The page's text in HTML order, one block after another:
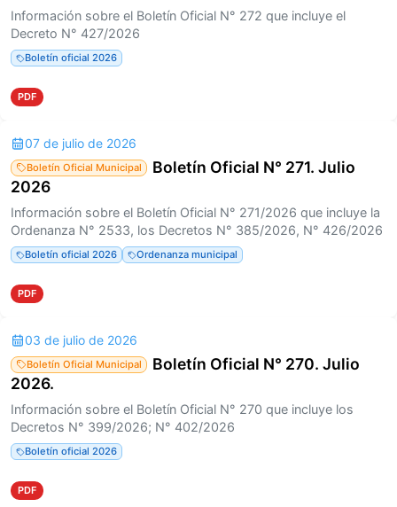
Información sobre el Boletín Oficial N° 272 que incluye el
Decreto N° 427/2026
Boletín oficial 2026
PDF
07 de julio de 2026
Boletín Oficial Municipal
Boletín Oficial N° 271. Julio
2026
Información sobre el Boletín Oficial N° 271/2026 que incluye la
Ordenanza N° 2533, los Decretos N° 385/2026, N° 426/2026
Boletín oficial 2026 Ordenanza municipal
PDF
03 de julio de 2026
Boletín Oficial Municipal
Boletín Oficial N° 270. Julio
2026.
Información sobre el Boletín Oficial N° 270 que incluye los
Decretos N° 399/2026; N° 402/2026
Boletín oficial 2026
PDF